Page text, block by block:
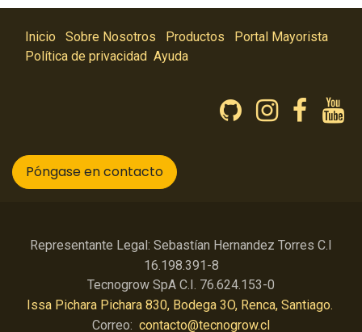
Inicio Sobre Nosotros Productos
Portal Mayorista
Política de privacidad Ayuda
Póngase en contacto
Representante Legal: Sebastían Hernandez Torres C.I
16.198.391-8
Tecnogrow SpA C.I. 76.624.153-0
Issa Pichara Pichara 830, Bodega 3O, Renca, Santiago.
Correo: contacto@tecnogrow.cl